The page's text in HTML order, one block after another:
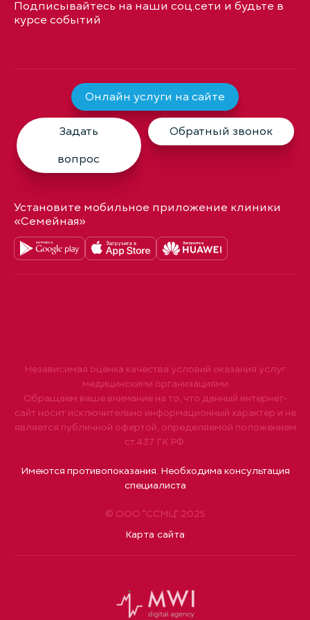
Подписывайтесь на наши соц.сети и будьте в
курсе событий
Онлайн услуги на сайте
Задать
вопрос
Обратный звонок
Установите мобильное приложение клиники
«Семейная»
© ООО "ССМЦ" 2025
Карта сайта
Независимая оценка качества условий оказания услуг
медицинскими организациями
Обращаем ваше внимание на то, что данный интернет-
сайт носит исключительно информационный характер и не
является публичной офертой, определяемой положением
ст.437 ГК РФ.
Имеются противопоказания. Необходима консультация
специалиста